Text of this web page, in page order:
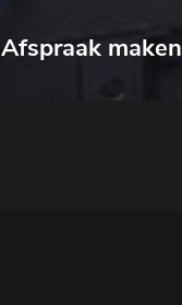
Afspraak maken